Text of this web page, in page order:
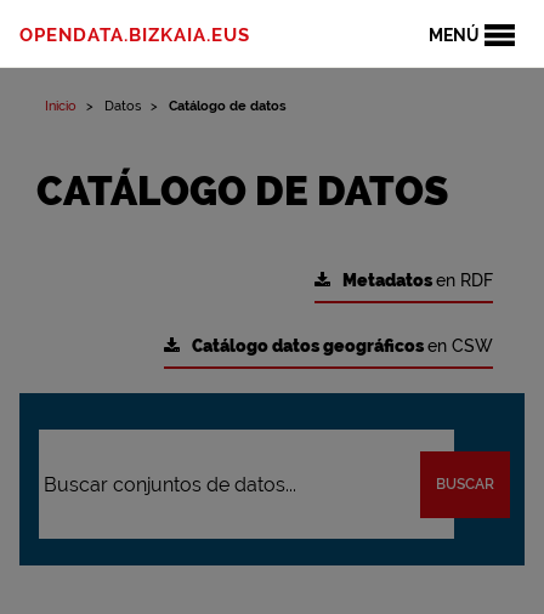
MENÚ
OPENDATA.BIZKAIA.EUS
Inicio Datos Catálogo de datos
CATÁLOGO DE DATOS
Metadatosen RDF
Catálogo datos geográficosen CSW
BUSCAR